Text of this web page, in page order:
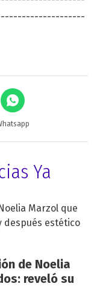
Ya
de Noelia
reveló su